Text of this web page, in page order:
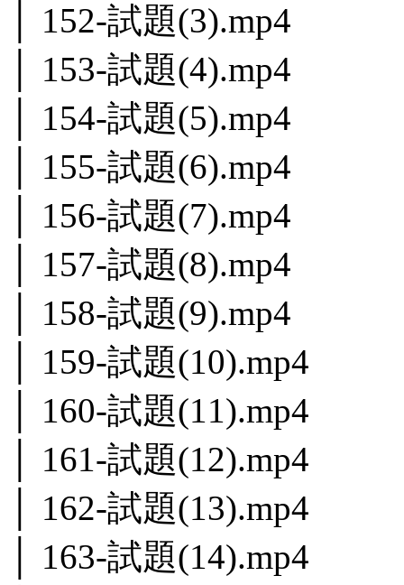
│ 152-試題(3).mp4
│ 153-試題(4).mp4
│ 154-試題(5).mp4
│ 155-試題(6).mp4
│ 156-試題(7).mp4
│ 157-試題(8).mp4
│ 158-試題(9).mp4
│ 159-試題(10).mp4
│ 160-試題(11).mp4
│ 161-試題(12).mp4
│ 162-試題(13).mp4
│ 163-試題(14).mp4